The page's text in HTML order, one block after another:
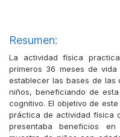
Resumen:
La actividad física
primeros 36 meses de
establecer las bases de las
niños, beneficiando de
cognitivo. El objetivo de
práctica de actividad física
presentaba beneficios